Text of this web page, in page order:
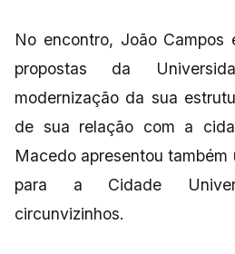
No encontro, João Campos
propostas da
modernização da sua
de sua relação com a
Macedo apresentou também
para a Cidade
circunvizinhos.